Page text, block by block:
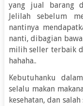
yang jual barang
Jelilah sebelum
nantinya
nanti, dibagian
milih seller terbaik
hahaha..
Kebutuhanku
selalu makan
kesehatan, dan